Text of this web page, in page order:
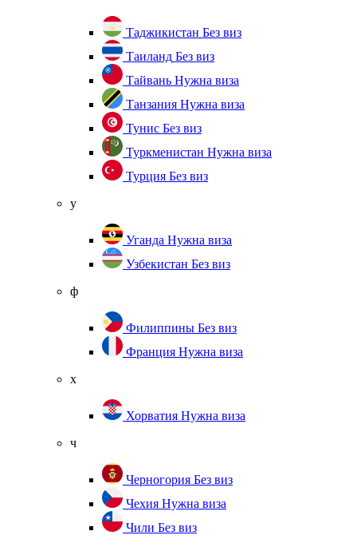
Таджикистан Без виз
Таиланд Без виз
Тайвань Нужна виза
Танзания Нужна виза
Тунис Без виз
Туркменистан Нужна виза
Турция Без виз
у
Уганда Нужна виза
Узбекистан Без виз
ф
Филиппины Без виз
Франция Нужна виза
х
Хорватия Нужна виза
ч
Черногория Без виз
Чехия Нужна виза
Чили Без виз